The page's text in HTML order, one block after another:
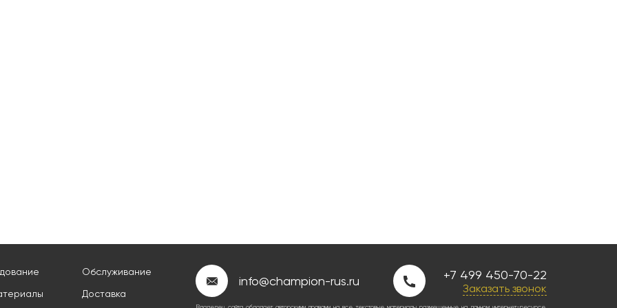
Обслуживание
Доставка
info@champion-rus.ru +7 499 450-70-22
Заказать звонок